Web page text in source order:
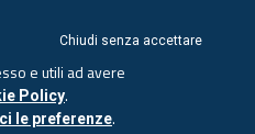
Chiudi senza accettare
e utili ad avere
Policy.
le preferenze.